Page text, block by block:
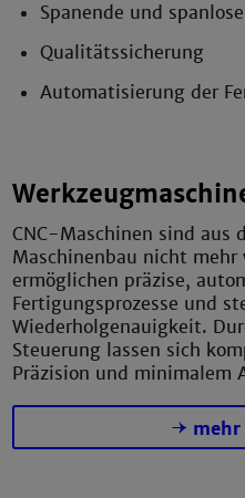
Spanende und
Qualitätssicherung
Automatisierung der
CNC-Maschinen sind aus
Maschinenbau nicht
ermöglichen präzise,
Fertigungsprozesse und
Wiederholgenauigkeit.
Steuerung lassen sich
Präzision und minimalem